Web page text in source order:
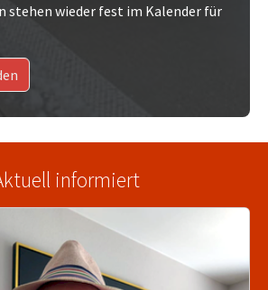
stehen wieder fest im Kalender für
informiert